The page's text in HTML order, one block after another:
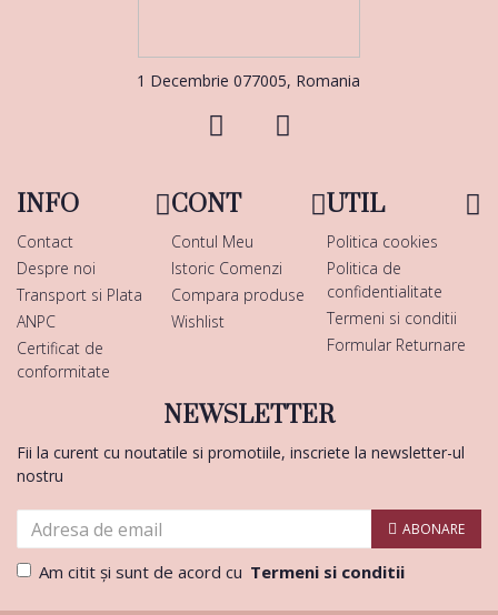
1 Decembrie 077005, Romania
INFO
Contact
Despre noi
Transport si Plata
ANPC
Certificat de
conformitate
CONT
Contul Meu
Istoric Comenzi
Compara produse
Wishlist
UTIL
Politica cookies
Politica de
confidentialitate
Termeni si conditii
Formular Returnare
NEWSLETTER
Fii la curent cu noutatile si promotiile, inscriete la newsletter-ul
nostru
ABONARE
Am citit şi sunt de acord cu Termeni si conditii